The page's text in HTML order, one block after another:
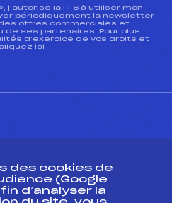
j’autorise la FFS à utiliser mon
périodiquement la newsletter
des offres commerciales et
de ses partenaires. Pour plus
d’exercice de vos droits et
ici
des cookies de
(Google
d’analyser la